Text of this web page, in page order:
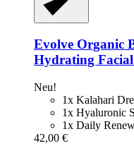
Evolve Organic
Hydrating
Neu!
1x Kalahari
1x Hyaluronic
1x Daily
42,00 €